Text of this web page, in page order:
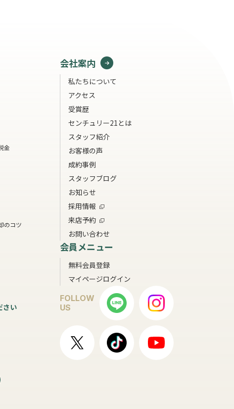
金
のコツ
さい
会社案内
私たちについて
アクセス
受賞歴
センチュリー21とは
スタッフ紹介
お客様の声
成約事例
スタッフブログ
お知らせ
採用情報
来店予約
お問い合わせ
会員メニュー
無料会員登録
マイページログイン
FOLLOW
US